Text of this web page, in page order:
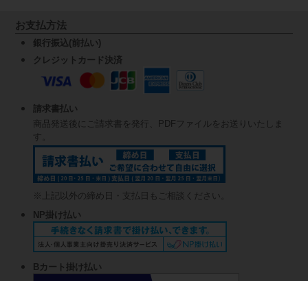
お支払方法
銀行振込(前払い)
クレジットカード決済
請求書払い
商品発送後にご請求書を発行、PDFファイルをお送りいたしま
す。
※上記以外の締め日・支払日もご相談ください。
NP掛け払い
Bカート掛け払い